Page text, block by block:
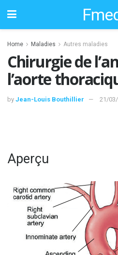
Home Maladies Autres maladies
Chirurgie de
l’aorte
by Jean-Louis Bouthillier 21/
Aperçu